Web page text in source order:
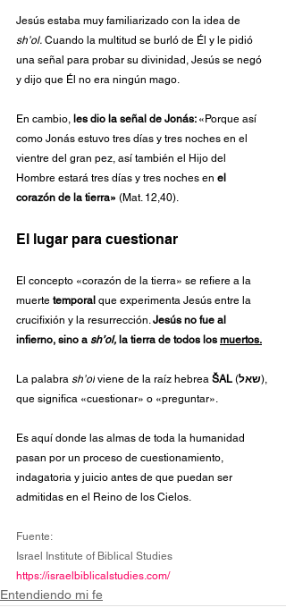
Jesús estaba muy familiarizado con la idea de
sh’ol. Cuando la multitud se burló de Él y le pidió
una señal para probar su divinidad, Jesús se negó
y dijo que Él no era ningún mago.
En cambio, les dio la señal de Jonás: «Porque así
como Jonás estuvo tres días y tres noches en el
vientre del gran pez, así también el Hijo del
Hombre estará tres días y tres noches en el
corazón de la tierra» (Mat. 12,40).
El lugar para cuestionar
El concepto «corazón de la tierra» se refiere a la
muerte temporal que experimenta Jesús entre la
crucifixión y la resurrección. Jesús no fue al
infierno, sino a sh’ol, la tierra de todos los muertos.
La palabra sh’ol viene de la raíz hebrea ŠAL (שאל),
que significa «cuestionar» o «preguntar».
Es aquí donde las almas de toda la humanidad
pasan por un proceso de cuestionamiento,
indagatoria y juicio antes de que puedan ser
admitidas en el Reino de los Cielos.
Fuente:
Israel Institute of Biblical Studies
https://israelbiblicalstudies.com/
Entendiendo mi fe